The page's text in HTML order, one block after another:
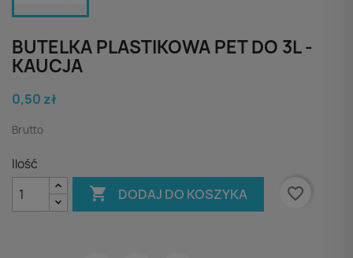
BUTELKA PLASTIKOWA PET DO 3L -
KAUCJA
0,50 zł
Brutto
Ilość
 DODAJ DO KOSZYKA favorite_border